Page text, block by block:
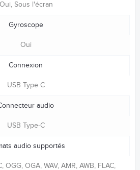
Oui, Sous l'écran
Gyroscope
Oui
Connexion
USB Type C
audio
USB Type-C
audio supportés
OGG, OGA, WAV, AMR, AWB, FLAC,